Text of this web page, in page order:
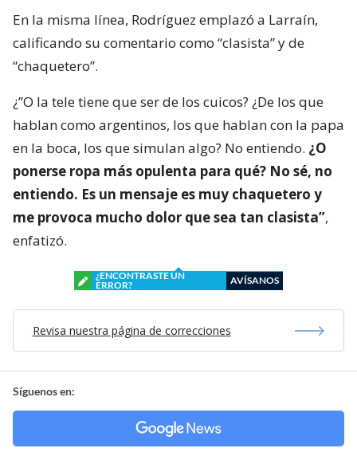
En la misma línea, Rodríguez emplazó a Larraín,
calificando su comentario como “clasista” y de
“chaquetero”.
¿”O la tele tiene que ser de los cuicos? ¿De los que
hablan como argentinos, los que hablan con la papa
en la boca, los que simulan algo? No entiendo. ¿O
ponerse ropa más opulenta para qué? No sé, no
entiendo. Es un mensaje es muy chaquetero y
me provoca mucho dolor que sea tan clasista”,
enfatizó.
¿ENCONTRASTE UN
ERROR?
AVÍSANOS
Revisa nuestra página de correcciones
Síguenos en: